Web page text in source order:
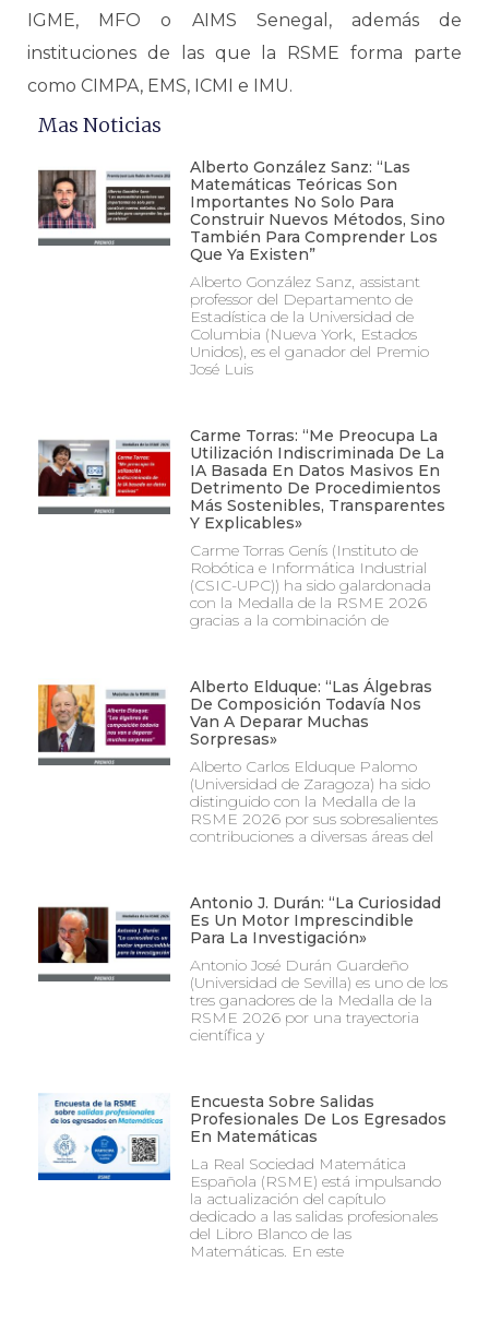
IGME, MFO o AIMS Senegal, además de
instituciones de las que la RSME forma parte
como CIMPA, EMS, ICMI e IMU.
Mas Noticias
Alberto González Sanz: “Las
Matemáticas Teóricas Son
Importantes No Solo Para
Construir Nuevos Métodos, Sino
También Para Comprender Los
Que Ya Existen”
Alberto González Sanz, assistant
professor del Departamento de
Estadística de la Universidad de
Columbia (Nueva York, Estados
Unidos), es el ganador del Premio
José Luis
Carme Torras: “Me Preocupa La
Utilización Indiscriminada De La
IA Basada En Datos Masivos En
Detrimento De Procedimientos
Más Sostenibles, Transparentes
Y Explicables»
Carme Torras Genís (Instituto de
Robótica e Informática Industrial
(CSIC-UPC)) ha sido galardonada
con la Medalla de la RSME 2026
gracias a la combinación de
Alberto Elduque: “Las Álgebras
De Composición Todavía Nos
Van A Deparar Muchas
Sorpresas»
Alberto Carlos Elduque Palomo
(Universidad de Zaragoza) ha sido
distinguido con la Medalla de la
RSME 2026 por sus sobresalientes
contribuciones a diversas áreas del
Antonio J. Durán: “La Curiosidad
Es Un Motor Imprescindible
Para La Investigación»
Antonio José Durán Guardeño
(Universidad de Sevilla) es uno de los
tres ganadores de la Medalla de la
RSME 2026 por una trayectoria
científica y
Encuesta Sobre Salidas
Profesionales De Los Egresados
En Matemáticas
La Real Sociedad Matemática
Española (RSME) está impulsando
la actualización del capítulo
dedicado a las salidas profesionales
del Libro Blanco de las
Matemáticas. En este